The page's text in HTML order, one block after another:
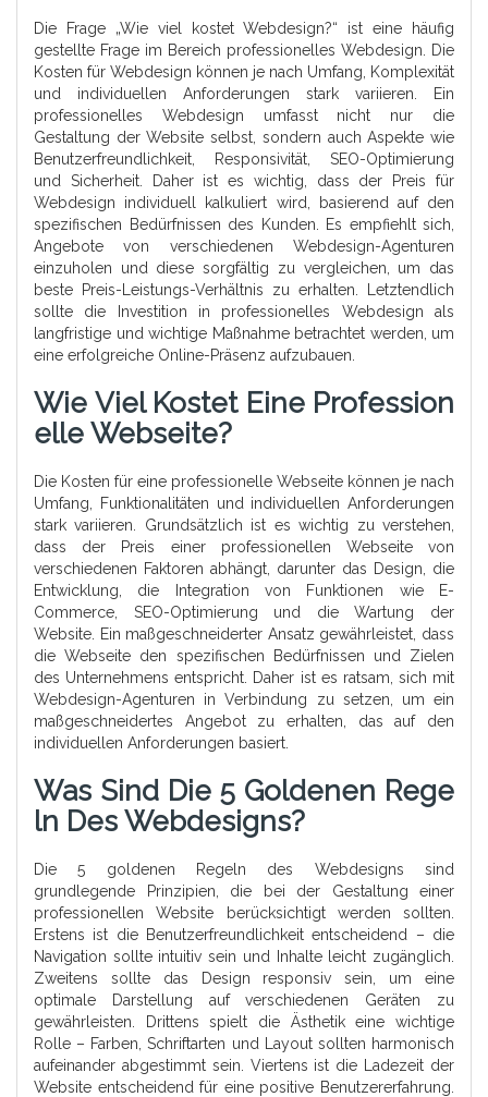
Die Frage „Wie viel kostet Webdesign?“ ist eine häufig
gestellte Frage im Bereich professionelles Webdesign. Die
Kosten für Webdesign können je nach Umfang, Komplexität
und individuellen Anforderungen stark variieren. Ein
professionelles Webdesign umfasst nicht nur die
Gestaltung der Website selbst, sondern auch Aspekte wie
Benutzerfreundlichkeit, Responsivität, SEO-Optimierung
und Sicherheit. Daher ist es wichtig, dass der Preis für
Webdesign individuell kalkuliert wird, basierend auf den
spezifischen Bedürfnissen des Kunden. Es empfiehlt sich,
Angebote von verschiedenen Webdesign-Agenturen
einzuholen und diese sorgfältig zu vergleichen, um das
beste Preis-Leistungs-Verhältnis zu erhalten. Letztendlich
sollte die Investition in professionelles Webdesign als
langfristige und wichtige Maßnahme betrachtet werden, um
eine erfolgreiche Online-Präsenz aufzubauen.
Wie Viel Kostet Eine Profession
Elle Webseite?
Die Kosten für eine professionelle Webseite können je nach
Umfang, Funktionalitäten und individuellen Anforderungen
stark variieren. Grundsätzlich ist es wichtig zu verstehen,
dass der Preis einer professionellen Webseite von
verschiedenen Faktoren abhängt, darunter das Design, die
Entwicklung, die Integration von Funktionen wie E-
Commerce, SEO-Optimierung und die Wartung der
Website. Ein maßgeschneiderter Ansatz gewährleistet, dass
die Webseite den spezifischen Bedürfnissen und Zielen
des Unternehmens entspricht. Daher ist es ratsam, sich mit
Webdesign-Agenturen in Verbindung zu setzen, um ein
maßgeschneidertes Angebot zu erhalten, das auf den
individuellen Anforderungen basiert.
Was Sind Die 5 Goldenen Rege
Ln Des Webdesigns?
Die 5 goldenen Regeln des Webdesigns sind
grundlegende Prinzipien, die bei der Gestaltung einer
professionellen Website berücksichtigt werden sollten.
Erstens ist die Benutzerfreundlichkeit entscheidend – die
Navigation sollte intuitiv sein und Inhalte leicht zugänglich.
Zweitens sollte das Design responsiv sein, um eine
optimale Darstellung auf verschiedenen Geräten zu
gewährleisten. Drittens spielt die Ästhetik eine wichtige
Rolle – Farben, Schriftarten und Layout sollten harmonisch
aufeinander abgestimmt sein. Viertens ist die Ladezeit der
Website entscheidend für eine positive Benutzererfahrung.